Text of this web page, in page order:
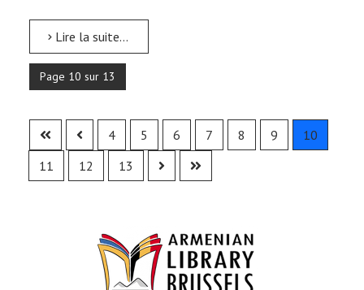
Lire la suite...
Page 10 sur 13
4 5 6 7 8 9
10
11
12 13